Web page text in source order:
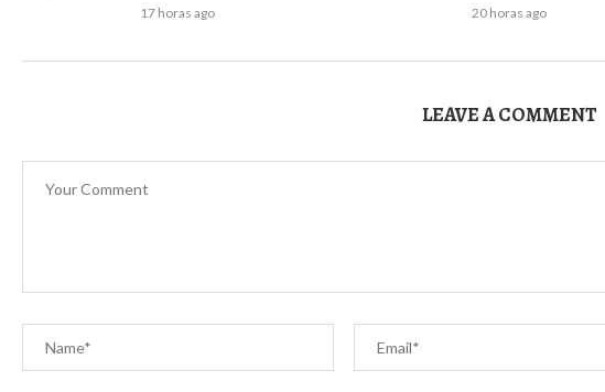
17 horas ago 20 horas ago
LEAVE A COMMENT